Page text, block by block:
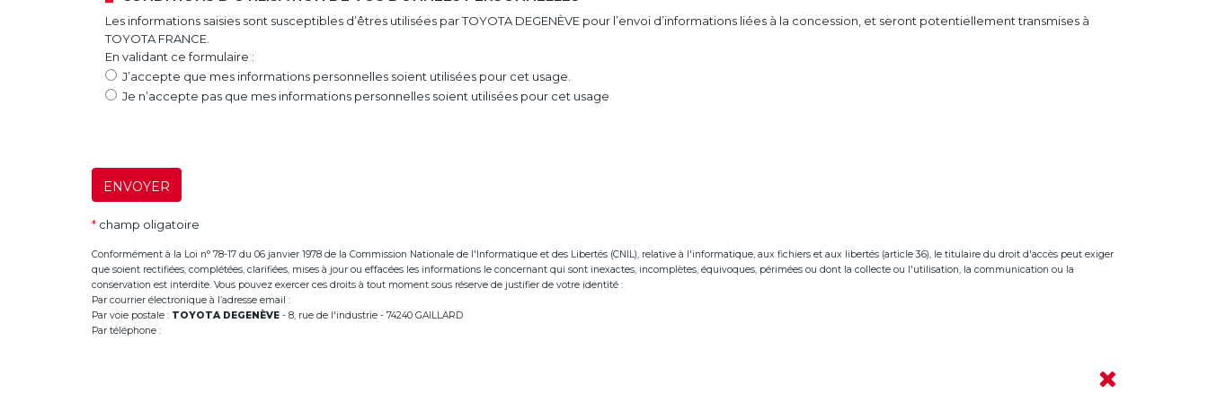
Les informations saisies sont susceptibles d’êtres utilisées par TOYOTA DEGENÈVE pour l’envoi d’informations liées à la concession, et seront potentiellement transmises à
TOYOTA FRANCE.
En validant ce formulaire :
J’accepte que mes informations personnelles soient utilisées pour cet usage.
Je n’accepte pas que mes informations personnelles soient utilisées pour cet usage
ENVOYER
* champ oligatoire
Conformément à la Loi n° 78-17 du 06 janvier 1978 de la Commission Nationale de l'Informatique et des Libertés (CNIL), relative à l'informatique, aux fichiers et aux libertés (article 36), le titulaire du droit d'accès peut exiger
que soient rectifiées, complétées, clarifiées, mises à jour ou effacées les informations le concernant qui sont inexactes, incomplètes, équivoques, périmées ou dont la collecte ou l'utilisation, la communication ou la
conservation est interdite. Vous pouvez exercer ces droits à tout moment sous réserve de justifier de votre identité :
Par courrier électronique à l’adresse email :
Par voie postale : TOYOTA DEGENÈVE - 8, rue de l'industrie - 74240 GAILLARD
Par téléphone :